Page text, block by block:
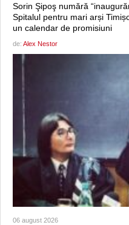
Sorin Şipoş numără
Spitalul pentru mari arși
un calendar de promisiuni
de: Alex Nestor
06 august 2026